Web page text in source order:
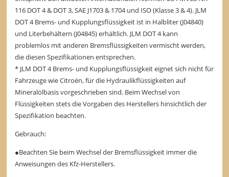
116 DOT 4 & DOT 3, SAE J1703 & 1704 und ISO (Klasse 3 & 4). JLM
DOT 4 Brems- und Kupplungsflüssigkeit ist in Halbliter (J04840)
und Literbehältern (J04845) erhältlich. JLM DOT 4 kann
problemlos mit anderen Bremsflüssigkeiten vermischt werden,
die diesen Spezifikationen entsprechen.
* JLM DOT 4 Brems- und Kupplungsflüssigkeit eignet sich nicht für
Fahrzeuge wie Citroën, für die Hydraulikflüssigkeiten auf
Mineralölbasis vorgeschrieben sind. Beim Wechsel von
Flüssigkeiten stets die Vorgaben des Herstellers hinsichtlich der
Spezifikation beachten.
Gebrauch:
●Beachten Sie beim Wechsel der Bremsflüssigkeit immer die
Anweisungen des Kfz-Herstellers.